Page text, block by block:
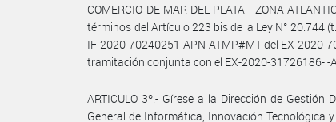
COMERCIO DE MAR DEL PLATA - ZONA
términos del Artículo 223 bis de la Ley N° 20.744
IF-2020-70240251-APN-ATMP#MT del EX-2020-
tramitación conjunta con el EX-2020-31726186- -
ARTICULO 3º.- Gírese a la Dirección de Gestión
General de Informática, Innovación Tecnológica